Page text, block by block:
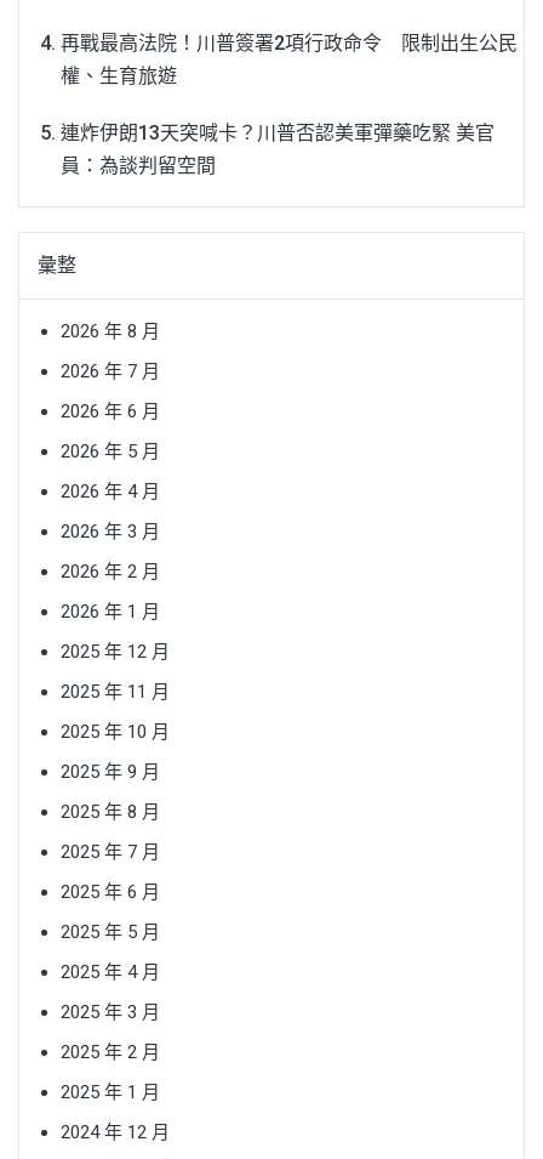
再戰最高法院！川普簽署2項行政命令 限制出生公民
權、生育旅遊
連炸伊朗13天突喊卡？川普否認美軍彈藥吃緊 美官
員：為談判留空間
彙整
2026 年 8 月
2026 年 7 月
2026 年 6 月
2026 年 5 月
2026 年 4 月
2026 年 3 月
2026 年 2 月
2026 年 1 月
2025 年 12 月
2025 年 11 月
2025 年 10 月
2025 年 9 月
2025 年 8 月
2025 年 7 月
2025 年 6 月
2025 年 5 月
2025 年 4 月
2025 年 3 月
2025 年 2 月
2025 年 1 月
2024 年 12 月